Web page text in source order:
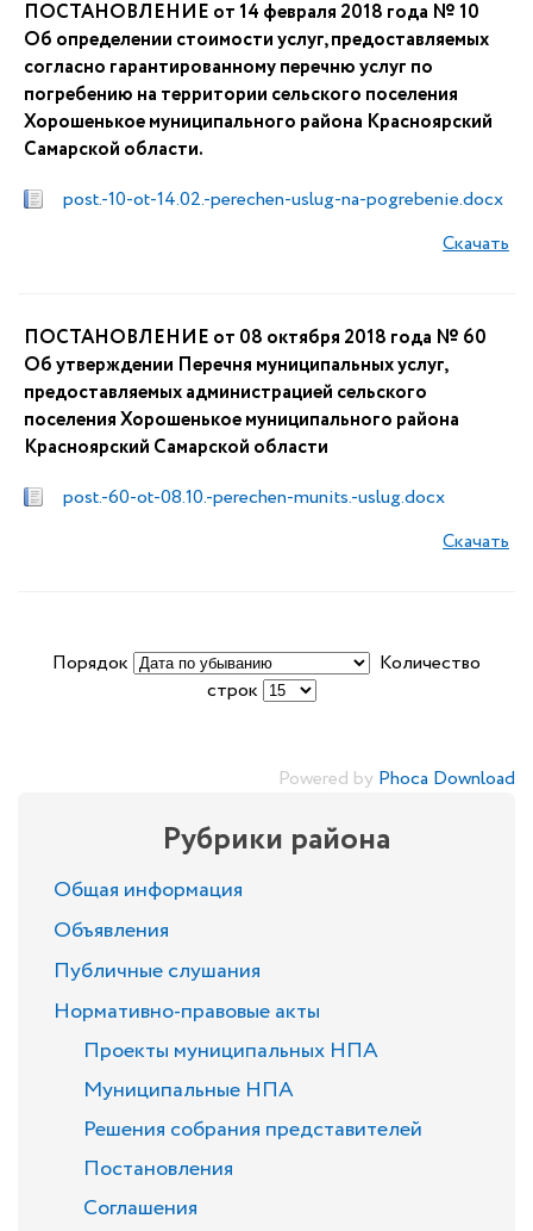
ПОСТАНОВЛЕНИЕ от 14 февраля 2018 года № 10
Об определении стоимости услуг, предоставляемых
согласно гарантированному перечню услуг по
погребению на территории сельского поселения
Хорошенькое муниципального района Красноярский
Самарской области.
post.-10-ot-14.02.-perechen-uslug-na-pogrebenie.docx
Скачать
ПОСТАНОВЛЕНИЕ от 08 октября 2018 года № 60
Об утверждении Перечня муниципальных услуг,
предоставляемых администрацией сельского
поселения Хорошенькое муниципального района
Красноярский Самарской области
post.-60-ot-08.10.-perechen-munits.-uslug.docx
Скачать
Порядок
Количество
строк
Powered by Phoca Download
Рубрики района
Общая информация
Объявления
Публичные слушания
Нормативно-правовые акты
Проекты муниципальных НПА
Муниципальные НПА
Решения собрания представителей
Постановления
Соглашения